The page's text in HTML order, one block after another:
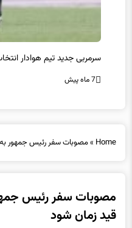
سرمربی جدید تیم هوادار
7 ماه پیش
Home
»مصوبات سفر رئیس جمهور
مصوبات سفر رئیس
قید زمان شود